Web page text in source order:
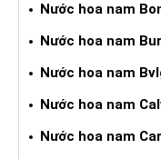
Nước hoa nam
Nước hoa nam
Nước hoa nam
Nước hoa nam
Nước hoa nam